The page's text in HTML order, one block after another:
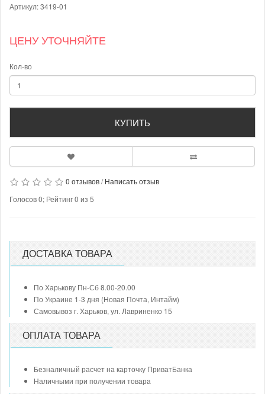
Артикул: 3419-01
ЦЕНУ УТОЧНЯЙТЕ
Кол-во
КУПИТЬ
0 отзывов/Написать отзыв
Голосов0; Рейтинг0 из 5
ДОСТАВКА ТОВАРА
По Харькову Пн-Сб 8.00-20.00
По Украине 1-3 дня (Новая Почта, Интайм)
Самовывоз г. Харьков, ул. Лавриненко 15
ОПЛАТА ТОВАРА
Безналичный расчет на карточку ПриватБанка
Наличными при получении товара